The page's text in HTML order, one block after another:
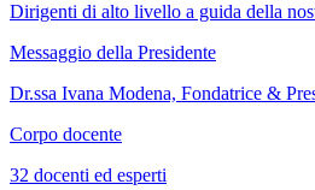
Dirigenti di alto livello a guida della
Messaggio della Presidente
Dr.ssa Ivana Modena, Fondatrice &
Corpo docente
32 docenti ed esperti